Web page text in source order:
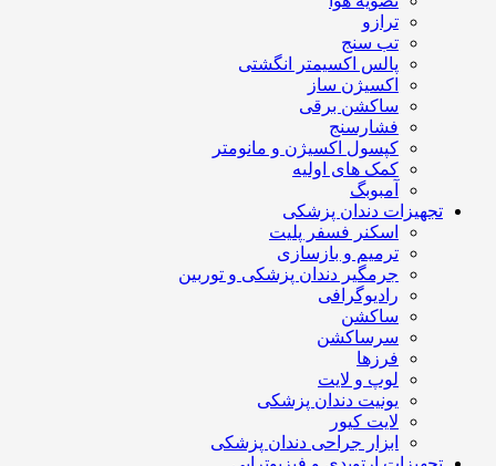
ترازو
تب سنج
پالس اکسیمتر انگشتی
اکسیژن ساز
ساکشن برقی
فشارسنج
کپسول اکسیژن و مانومتر
کمک های اولیه
آمبوبگ
تجهیزات دندان پزشکی
اسکنر فسفر پلیت
ترمیم و بازسازی
جرمگیر دندان پزشکی و توربین
رادیوگرافی
ساکشن
سرساکشن
فرزها
لوپ و لایت
یونیت دندان پزشکی
لایت کیور
ابزار جراحی دندان پزشکی